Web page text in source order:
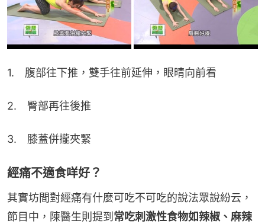
1.　腹部往下推，雙手往前延伸，眼晴向前看
2.　臀部再往後推
3.　膝蓋併攏夾緊
經痛不適食咩好？
其實坊間對經痛有什麼可吃不可吃的說法眾說紛云，
節目中，陳醫生則提到 常吃刺激性食物如辣椒、麻辣